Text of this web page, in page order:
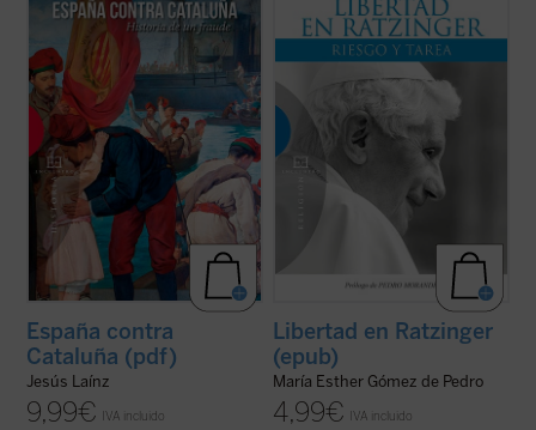
clavados a una barca que hace agua; si
queremos salvarnos hemos de aflojar las
ataduras».
Un siglo largo después, Oriol ...
(ver ficha)
España contra
Cataluña (pdf)
Jesús Laínz
9,99€ IVA incluido
Sólo la alegre aceptación de lo que somos,
nuestra verdad y nuestra libertad
compartida, así como de la ...(ver ficha)
Libertad en Ratzinger
(epub)
María Esther Gómez de Pedro
4,99€ IVA incluido